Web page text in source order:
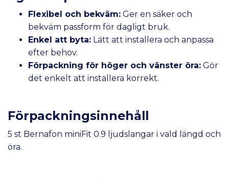
Flexibel och bekväm: Ger en säker och
bekväm passform för dagligt bruk.
Enkel att byta: Lätt att installera och anpassa
efter behov.
Förpackning för höger och vänster öra: Gör
det enkelt att installera korrekt.
Förpackningsinnehåll
5 st Bernafon miniFit 0.9 ljudslangar i vald längd och
öra.